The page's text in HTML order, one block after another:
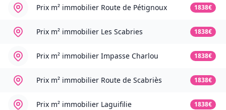
Prix m² immobilier Route de Pétignoux 1838€
Prix m² immobilier Les Scabries 1838€
Prix m² immobilier Impasse Charlou 1838€
Prix m² immobilier Route de Scabriès 1838€
Prix m² immobilier Laguifilie 1838€